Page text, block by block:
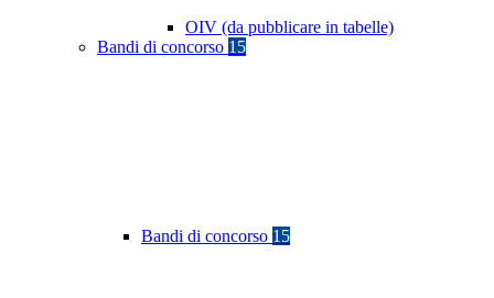
OIV (da pubblicare in tabelle)
Bandi di concorso 15
Bandi di concorso 15